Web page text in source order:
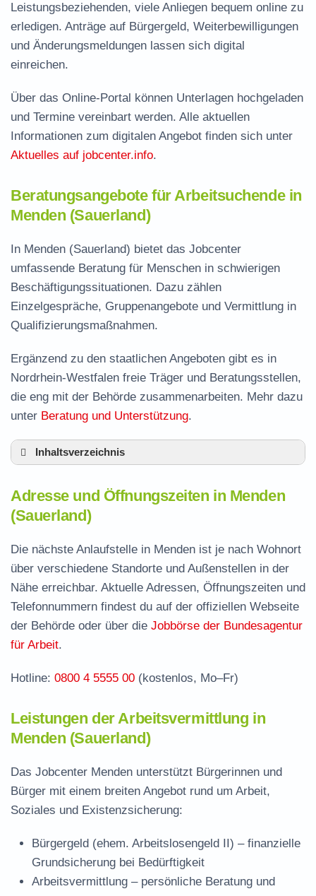
Leistungsbeziehenden, viele Anliegen bequem online zu
erledigen. Anträge auf Bürgergeld, Weiterbewilligungen
und Änderungsmeldungen lassen sich digital
einreichen.
Über das Online-Portal können Unterlagen hochgeladen
und Termine vereinbart werden. Alle aktuellen
Informationen zum digitalen Angebot finden sich unter
Aktuelles auf jobcenter.info.
Beratungsangebote für Arbeitsuchende in
Menden (Sauerland)
In Menden (Sauerland) bietet das Jobcenter
umfassende Beratung für Menschen in schwierigen
Beschäftigungssituationen. Dazu zählen
Einzelgespräche, Gruppenangebote und Vermittlung in
Qualifizierungsmaßnahmen.
Ergänzend zu den staatlichen Angeboten gibt es in
Nordrhein-Westfalen freie Träger und Beratungsstellen,
die eng mit der Behörde zusammenarbeiten. Mehr dazu
unter Beratung und Unterstützung.
Inhaltsverzeichnis
Leistungen der Arbeitsvermittlung in Menden
Termin vereinbaren und Bürgergeld beantragen
Jobcenter Märkischer Kreis – zuständige
Stelle
Stellenangebote und Jobbörse in Menden
Häufige Fragen rund ums Jobcenter
Adresse und Öffnungszeiten in Menden
(Sauerland)
Die nächste Anlaufstelle in Menden ist je nach Wohnort
über verschiedene Standorte und Außenstellen in der
Nähe erreichbar. Aktuelle Adressen, Öffnungszeiten und
Telefonnummern findest du auf der offiziellen Webseite
der Behörde oder über die Jobbörse der Bundesagentur
für Arbeit.
Hotline: 0800 4 5555 00 (kostenlos, Mo–Fr)
Leistungen der Arbeitsvermittlung in
Menden (Sauerland)
Das Jobcenter Menden unterstützt Bürgerinnen und
Bürger mit einem breiten Angebot rund um Arbeit,
Soziales und Existenzsicherung:
Bürgergeld (ehem. Arbeitslosengeld II) – finanzielle
Grundsicherung bei Bedürftigkeit
Arbeitsvermittlung – persönliche Beratung und